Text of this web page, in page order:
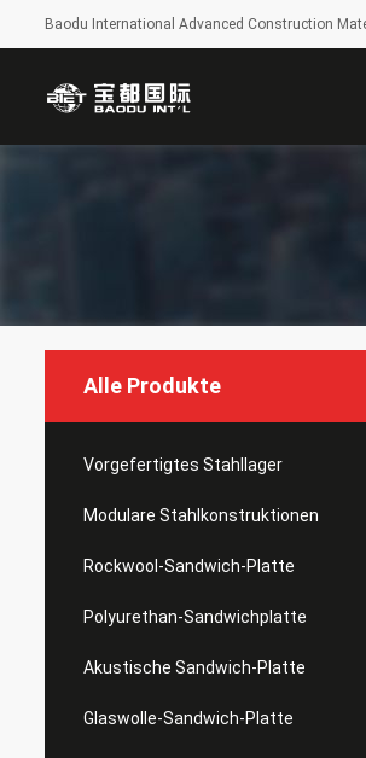
Baodu International Advanced Construction
Alle Produkte
Vorgefertigtes Stahllager
Modulare Stahlkonstruktionen
Rockwool-Sandwich-Platte
Polyurethan-Sandwichplatte
Akustische Sandwich-Platte
Glaswolle-Sandwich-Platte